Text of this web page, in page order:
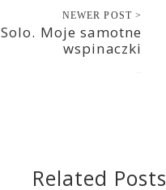
NEWER POST >
Solo. Moje samotne
wspinaczki
Related Posts